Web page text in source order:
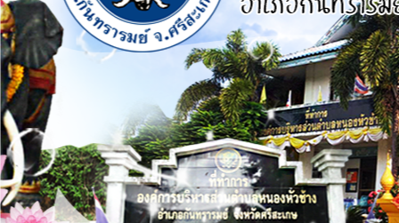
ข้อมูล
พื้น
ฐาน
บุคลากร
แผน
ยุทธศาสตร์